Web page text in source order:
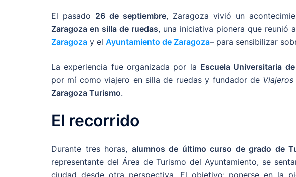
El pasado 26 de septiembre, Zaragoza vivió un
Zaragoza en silla de ruedas, una iniciativa pionera que reunió
Zaragoza y el Ayuntamiento de Zaragoza– para sensibilizar
La experiencia fue organizada por la Escuela Universitaria
por mí como viajero en silla de ruedas y fundador de
Zaragoza Turismo.
El recorrido
Durante tres horas, alumnos de último curso de grado de
representante del Área de Turismo del Ayuntamiento, se
ciudad desde otra perspectiva. El objetivo: ponerse en la